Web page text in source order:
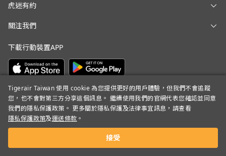
虎迷有約
關注我們
下載行動裝置APP
Copyright © 2026 Tigerair Taiwan Co. Ltd. All rights reserved. 台灣虎
航股份有限公司 統一編號 54381049
License
Tigerair Taiwan 使用 cookie 為您提供更好的用戶體驗，但我們不會追蹤
您，也不會對第三方分享這個訊息。 繼續使用我們的官網代表您確認並同意
我們的隱私保護政策。 更多關於隱私保護及法律事宜訊息，請查看
隱私保護政策及運送條款 。
接受